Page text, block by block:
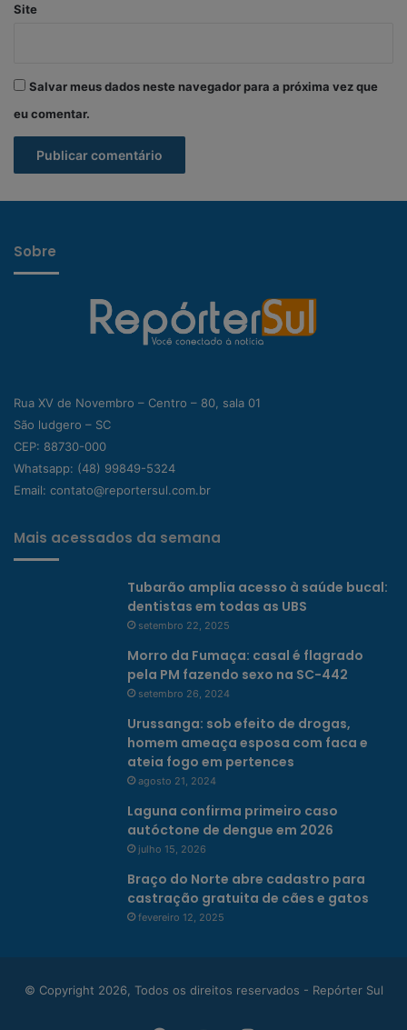
Site
Salvar meus dados neste navegador para a próxima vez que
eu comentar.
Sobre
Rua XV de Novembro – Centro – 80, sala 01
São ludgero – SC
CEP: 88730-000
Whatsapp: (48) 99849-5324
Email: contato@reportersul.com.br
Mais acessados da semana
Tubarão amplia acesso à saúde bucal:
dentistas em todas as UBS
setembro 22, 2025
Morro da Fumaça: casal é flagrado
pela PM fazendo sexo na SC-442
setembro 26, 2024
Urussanga: sob efeito de drogas,
homem ameaça esposa com faca e
ateia fogo em pertences
agosto 21, 2024
Laguna confirma primeiro caso
autóctone de dengue em 2026
julho 15, 2026
Braço do Norte abre cadastro para
castração gratuita de cães e gatos
fevereiro 12, 2025
© Copyright 2026, Todos os direitos reservados - Repórter Sul